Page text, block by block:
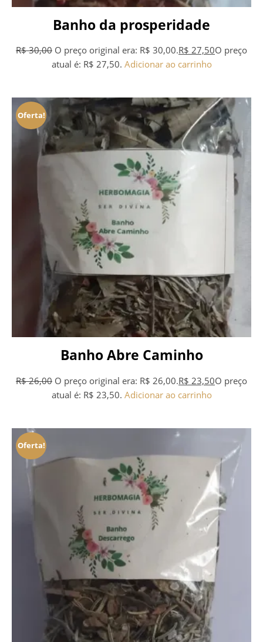
Banho da prosperidade
R$30,00 O preço original era: R$ 30,00.R$ 27,50O preço
atual é: R$ 27,50. Adicionar ao carrinho
Oferta!
Banho Abre Caminho
R$26,00 O preço original era: R$ 26,00.R$ 23,50O preço
atual é: R$ 23,50. Adicionar ao carrinho
Oferta!